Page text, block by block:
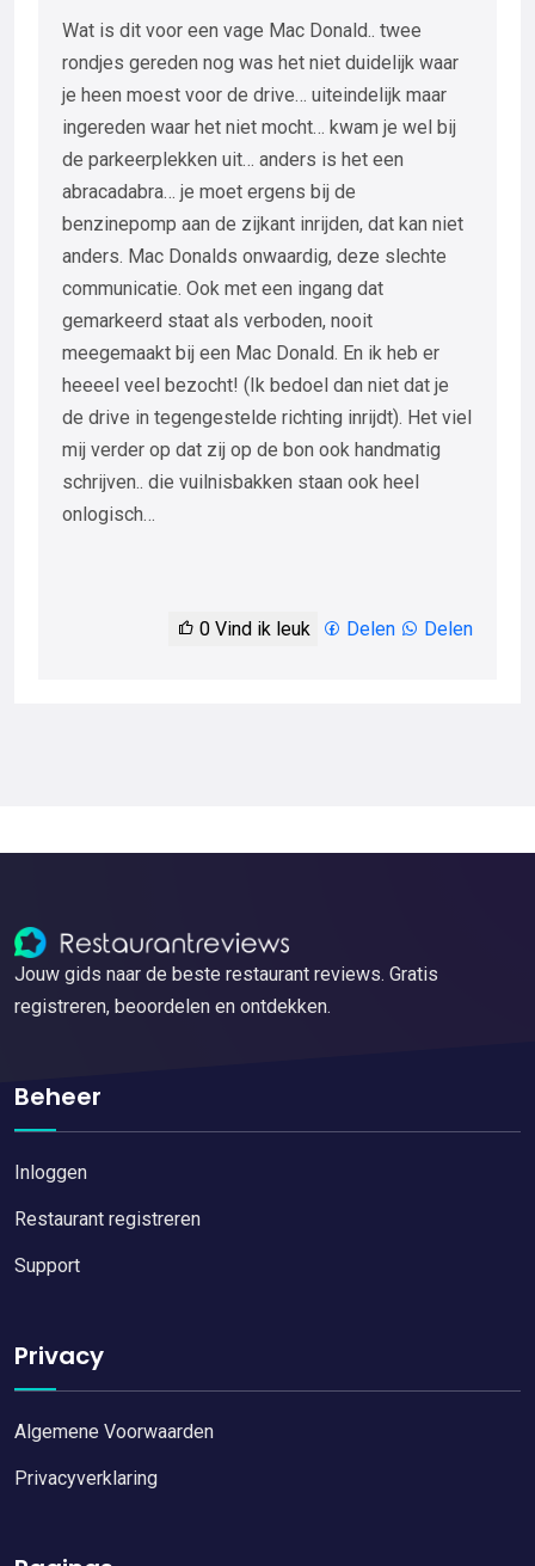
Wat is dit voor een vage Mac Donald.. twee
rondjes gereden nog was het niet duidelijk waar
je heen moest voor de drive… uiteindelijk maar
ingereden waar het niet mocht… kwam je wel bij
de parkeerplekken uit… anders is het een
abracadabra… je moet ergens bij de
benzinepomp aan de zijkant inrijden, dat kan niet
anders. Mac Donalds onwaardig, deze slechte
communicatie. Ook met een ingang dat
gemarkeerd staat als verboden, nooit
meegemaakt bij een Mac Donald. En ik heb er
heeeel veel bezocht! (Ik bedoel dan niet dat je
de drive in tegengestelde richting inrijdt). Het viel
mij verder op dat zij op de bon ook handmatig
schrijven.. die vuilnisbakken staan ook heel
onlogisch…
0 Vind ik leuk Delen Delen
Jouw gids naar de beste restaurant reviews. Gratis
registreren, beoordelen en ontdekken.
Beheer
Inloggen
Restaurant registreren
Support
Privacy
Algemene Voorwaarden
Privacyverklaring